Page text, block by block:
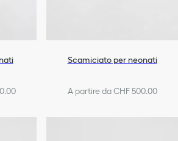
Scamiciato per neonati
A partire da CHF 500.00